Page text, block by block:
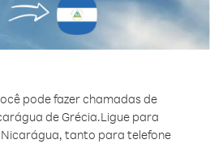
pode fazer chamadas de
de Grécia.Ligue para
tanto para telefone